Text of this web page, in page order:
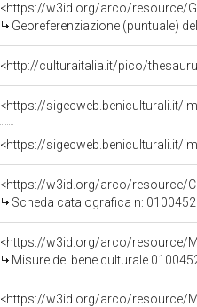
<https://w3id.org/arco/resource/
Georeferenziazione (puntuale)
<http://culturaitalia.it/pico/
<https://sigecweb.beniculturali.it/
<https://sigecweb.beniculturali.it/
<https://w3id.org/arco/resource/
Scheda catalografica n:
<https://w3id.org/arco/resource/
Misure del bene culturale
<https://w3id.org/arco/resource/